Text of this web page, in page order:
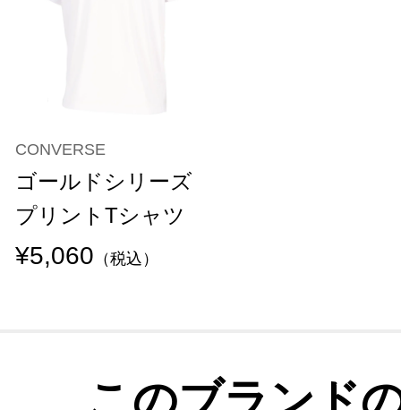
CONVERSE
ゴールドシリーズ
プリントTシャツ
¥5,060 （税込）
このブランド